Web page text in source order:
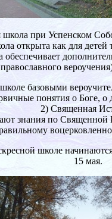
школа при Успенском
открыта как для детей
обеспечивает
базовыми
понятия о Боге,
2) Священная
знания по
школе
15 мая.